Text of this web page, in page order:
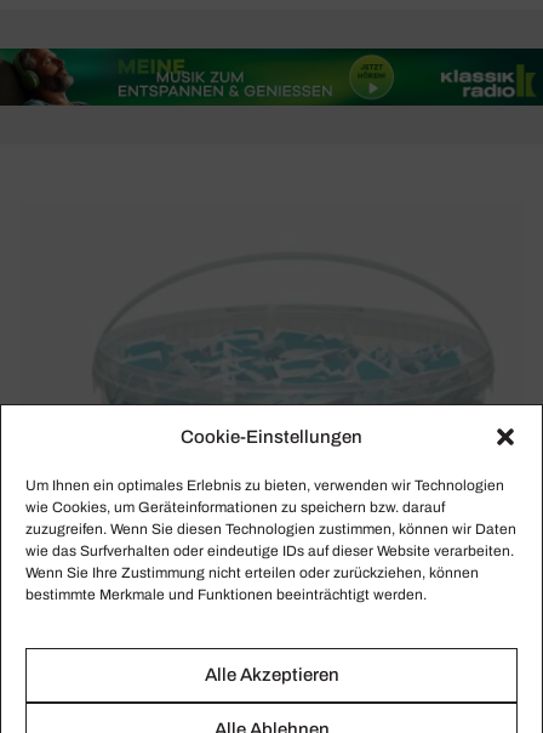
Cookie-Einstellungen
Um Ihnen ein optimales Erlebnis zu bieten, verwenden wir Technologien
wie Cookies, um Geräteinformationen zu speichern bzw. darauf
zuzugreifen. Wenn Sie diesen Technologien zustimmen, können wir Daten
wie das Surfverhalten oder eindeutige IDs auf dieser Website verarbeiten.
Wenn Sie Ihre Zustimmung nicht erteilen oder zurückziehen, können
bestimmte Merkmale und Funktionen beeinträchtigt werden.
Alle Akzeptieren